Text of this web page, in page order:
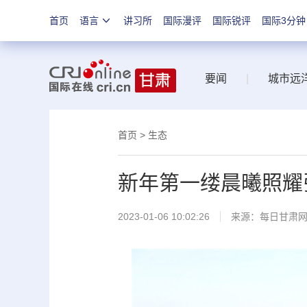
首页 语言 讲习所 国际漫评 国际锐评 国际3分钟
要闻 城市远
首页 > 生态
新年第一缕晨曦照
2023-01-06 10:02:26 来源： 每日甘肃网